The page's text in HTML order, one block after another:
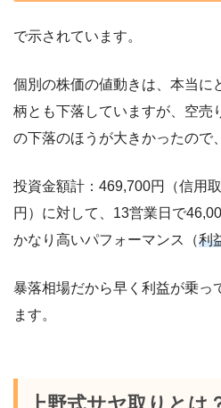
で示されています。
個別の株価の値動きは、本当に
柄とも下落していますが、空売
の下落のほうが大きかったので
投資金額計：469,700円（信用
円）に対して、13営業日で
かなり高いパフォーマンス（利
暴落相場だから早く利益が乗っ
ます。